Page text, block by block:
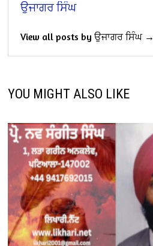
ਉਜਾਗਰ ਸਿੰਘ
View all posts by ਉਜਾਗਰ ਸਿੰਘ →
YOU MIGHT ALSO LIKE